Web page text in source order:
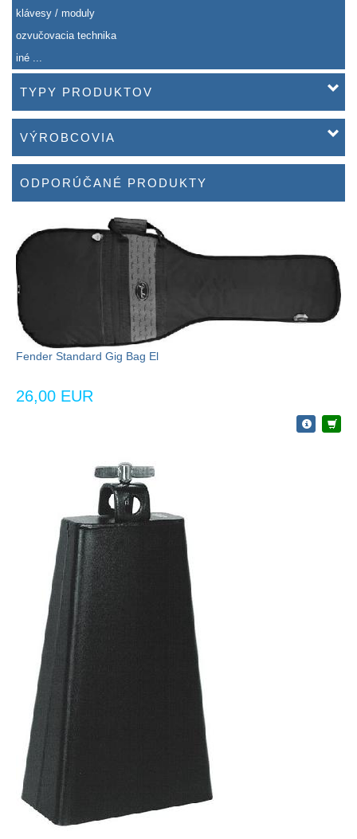
klávesy / moduly
ozvučovacia technika
iné ...
TYPY PRODUKTOV
VÝROBCOVIA
ODPORÚČANÉ PRODUKTY
Fender Standard Gig Bag El
26,00 EUR